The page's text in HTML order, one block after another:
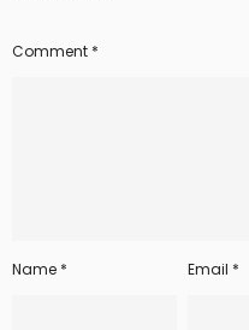
Comment *
Name * Email *